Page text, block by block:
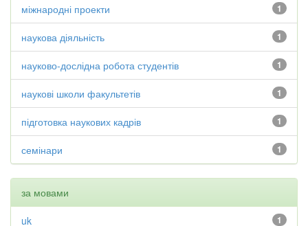
1
міжнародні проекти
1
наукова діяльність
1
науково-дослідна робота студентів
1
наукові школи факультетів
1
підготовка наукових кадрів
1
семінари
за мовами
1
uk